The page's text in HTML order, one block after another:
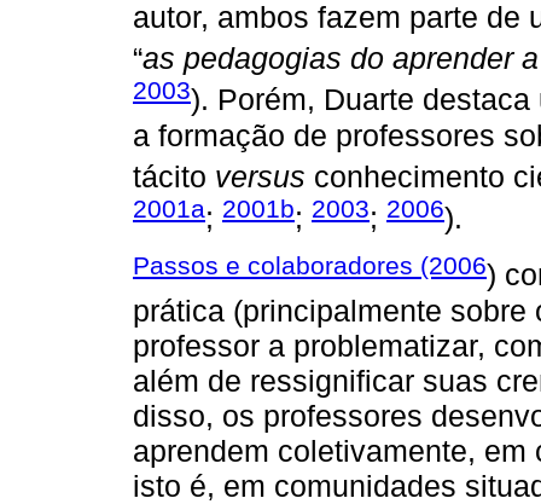
autor, ambos fazem parte de
“as pedagogias do aprender
2003). Porém, Duarte
a formação de professores
tácito versus conhecimento
2001a; 2001b; 2003; 2006).
Passos e colaboradores (2006)
prática (principalmente
professor a problematizar,
além de ressignificar suas
disso, os professores
aprendem coletivamente,
isto é, em comunidades